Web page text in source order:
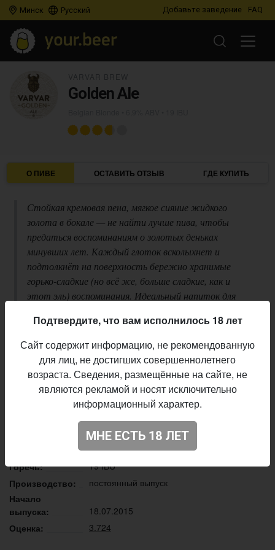
Минск Русский Добавьте заведение FAQ
Golden Ale
О ПИВЕ ОСТАВИТЬ ОТЗЫВ ГДЕ КУПИТЬ
Стойкая кремовая пена, мягкое сияние жидкого
золота в бокале — не найти лучше пива, чтобы
предаться воспоминаниям о золотых деньках
минувших лет. Каждый глоток всколыхнет и
подтолкнёт на поверхность бережно хранимые
горько-сладкие (но всё же, больше сладкие, как и
этот эль) воспоминания. Идеальный напиток для
о которых будет здорово сохранить на будущее.
Сладкий солодовый характер этого пива чудесно
балансируют ароматические сорта хмеля
Описание производителя
Varvar Brew
18,5%
6,9%
Горечь:
19 IBU
Производство:
постоянный выпуск
Начало
выпуска:
18.07.2015
Оценка:
3.724
Подтвердите, что вам исполнилось 18 лет
Сайт содержит информацию, не рекомендованную
для лиц, не достигших совершеннолетнего
возраста. Сведения, размещённые на сайте, не
являются рекламой и носят исключительно
информационный характер.
МНЕ ЕСТЬ 18 ЛЕТ